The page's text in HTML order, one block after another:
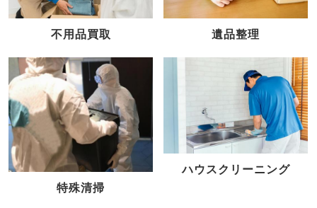
不用品買取 遺品整理
特殊清掃
ハウスクリーニング